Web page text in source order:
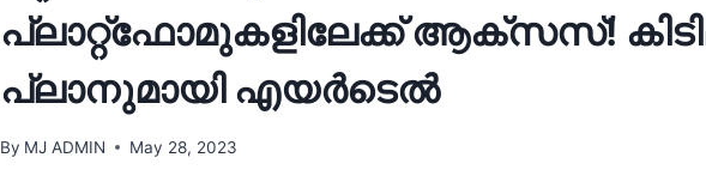
പ്ലാറ്റ്ഫോമുകളിലേക്ക് ആക്സസ്!
പ്ലാനുമായി എയർടെൽ
By MJ ADMIN May 28, 2023